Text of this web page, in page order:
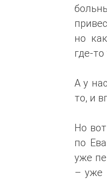
но
где-
А у
то, и
Но
по
уже
– уже